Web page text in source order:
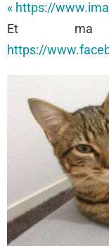
« https://
Et
https://